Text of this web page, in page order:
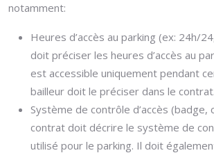
notamment:
Heures d’accès au parking (ex: 24h/
doit préciser les heures d’accès au
est accessible uniquement pendant
bailleur doit le préciser dans le contrat.
Système de contrôle d’accès (badge,
contrat doit décrire le système de
utilisé pour le parking. Il doit